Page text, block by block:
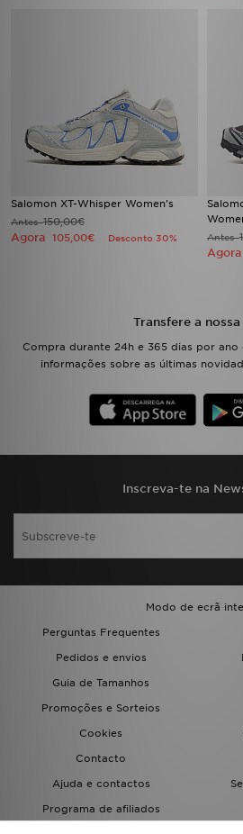
Salomon XT-Whisper Women's
Antes150,00€
Agora 105,00€ Desconto 30% Antes
Agora
Transfere a
Compra durante 24h e 365 dias por ano
informações sobre as últimas
Inscreva-te na
Modo de ecrã
Perguntas Frequentes
Pedidos e envios
Guia de Tamanhos
Promoções e Sorteios
Cookies
Contacto
Ajuda e contactos
Programa de afiliados